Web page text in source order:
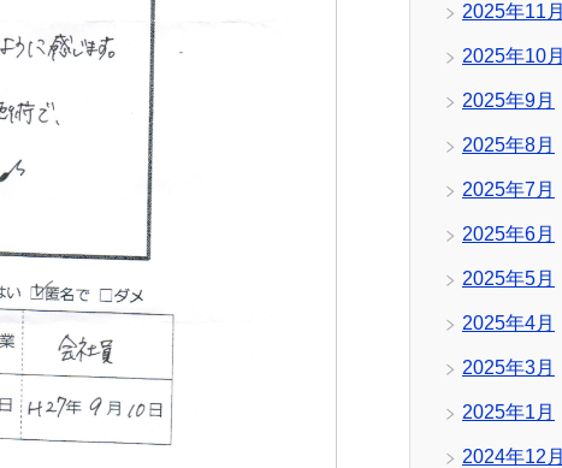
2025年11月
2025年10月
2025年9月
2025年8月
2025年7月
2025年6月
2025年5月
2025年4月
2025年3月
2025年1月
2024年12月